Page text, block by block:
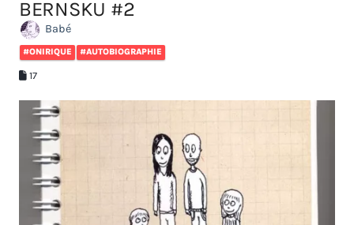
BERNSKU #2
Babé
#ONIRIQUE #AUTOBIOGRAPHIE
17